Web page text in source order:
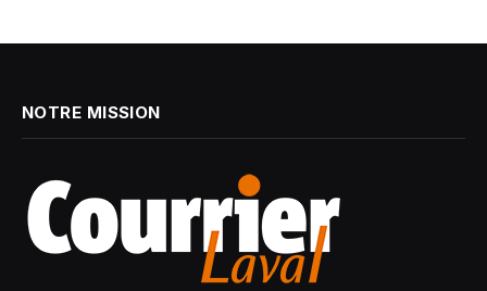
NOTRE MISSION